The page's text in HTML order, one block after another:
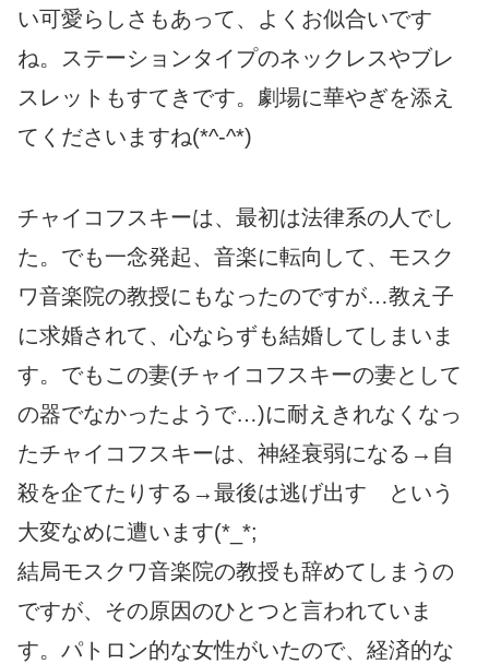
い可愛らしさもあって、よくお似合いです
ね。ステーションタイプのネックレスやブレ
スレットもすてきです。劇場に華やぎを添え
てくださいますね(*^-^*)
チャイコフスキーは、最初は法律系の人でし
た。でも一念発起、音楽に転向して、モスク
ワ音楽院の教授にもなったのですが…教え子
に求婚されて、心ならずも結婚してしまいま
す。でもこの妻(チャイコフスキーの妻として
の器でなかったようで…)に耐えきれなくなっ
たチャイコフスキーは、神経衰弱になる→自
殺を企てたりする→最後は逃げ出す という
大変なめに遭います(*_*;
結局モスクワ音楽院の教授も辞めてしまうの
ですが、その原因のひとつと言われていま
す。パトロン的な女性がいたので、経済的な